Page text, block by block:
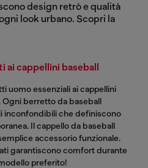
design retrò e qualità
look urbano. Scopri la
ai cappellini baseball
uomo essenziali ai cappellini
Ogni berretto da baseball
inconfondibili che definiscono
Il cappello da baseball
accessorio funzionale.
garantiscono comfort durante
preferito!